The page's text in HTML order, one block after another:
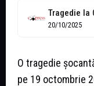
20/10/2025
O tragedie
pe 19 octombrie